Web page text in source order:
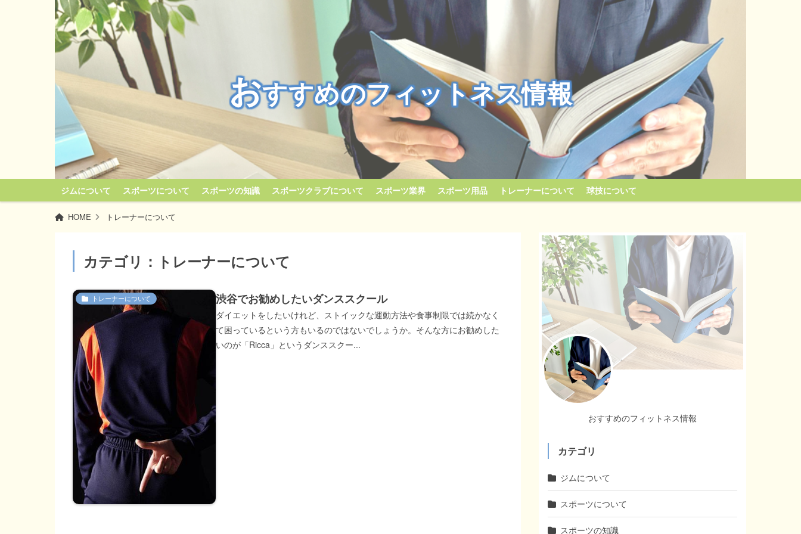
おすすめのフィットネス情報
ジムについて スポーツについて スポーツの知識 スポーツクラブについて スポーツ業界 スポーツ用品 トレーナーについて 球技について
HOME トレーナーについて
カテゴリ：トレーナーについて
トレーナーについて 渋谷でお勧めしたいダンススクール
ダイエットをしたいけれど、ストイックな運動方法や食事制限では続かなく
て困っているという方もいるのではないでしょうか。そんな方にお勧めした
いのが「Ricca」というダンススクー...
おすすめのフィットネス情報
カテゴリ
ジムについて
スポーツについて
スポーツの知識